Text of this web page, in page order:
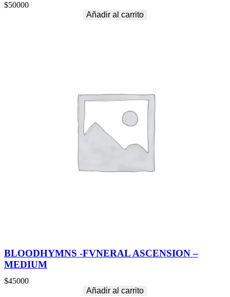
$50000
Añadir al carrito
BLOODHYMNS -FVNERAL ASCENSION –
MEDIUM
$45000
Añadir al carrito